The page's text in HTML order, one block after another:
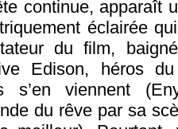
continue, apparaît
éclairée
du film,
Edison, héros
s’en viennent
du rêve par sa